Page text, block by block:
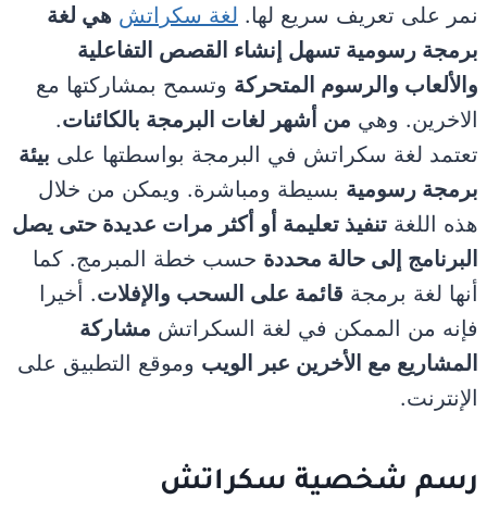
نمر على تعريف سريع لها. لغة سكراتش هي لغة
برمجة رسومية تسهل إنشاء القصص التفاعلية
والألعاب والرسوم المتحركة وتسمح بمشاركتها مع
الاخرين. وهي من أشهر لغات البرمجة بالكائنات.
تعتمد لغة سكراتش في البرمجة بواسطتها على بيئة
برمجة رسومية بسيطة ومباشرة. ويمكن من خلال
هذه اللغة تنفيذ تعليمة أو أكثر مرات عديدة حتى يصل
البرنامج إلى حالة محددة حسب خطة المبرمج. كما
أنها لغة برمجة قائمة على السحب والإفلات. أخيرا
فإنه من الممكن في لغة السكراتش مشاركة
المشاريع مع الأخرين عبر الويب وموقع التطبيق على
الإنترنت.
رسم شخصية سكراتش